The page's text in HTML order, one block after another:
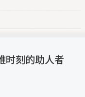
刻的助人者